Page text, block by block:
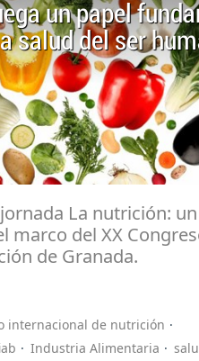
un papel
salud del ser
La nutrición:
marco del XX
de Granada.
internacional de nutrición
Industria Alimentaria